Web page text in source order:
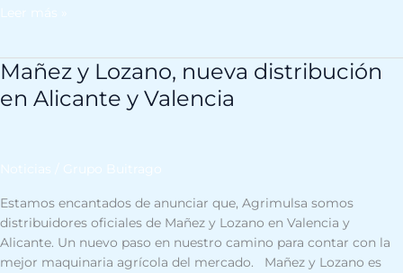
Leer más »
Mañez y Lozano, nueva distribución
en Alicante y Valencia
Noticias Grupo Buitrago
Estamos encantados de anunciar que, Agrimulsa somos
distribuidores oficiales de Mañez y Lozano en Valencia y
Alicante. Un nuevo paso en nuestro camino para contar con la
mejor maquinaria agrícola del mercado. Mañez y Lozano es
Mañez
Lozano,
en
y
Valencia